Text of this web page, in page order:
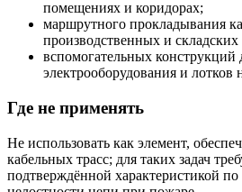
помещениях и коридорах;
маршрутного прокладывания
производственных и складских
вспомогательных конструкций
электрооборудования и лотков
Где не применять
Не использовать как элемент,
кабельных трасс; для таких задач
подтверждённой характеристикой